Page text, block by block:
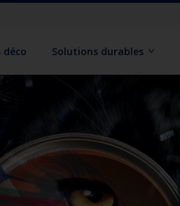
déco Solutions durables